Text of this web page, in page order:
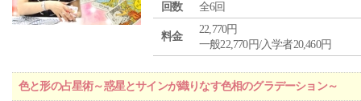
回数
全6回
料金
22,770円
一般22,770円/入学者20,460円
色と形の占星術～惑星とサインが織りなす色相のグラデーション～